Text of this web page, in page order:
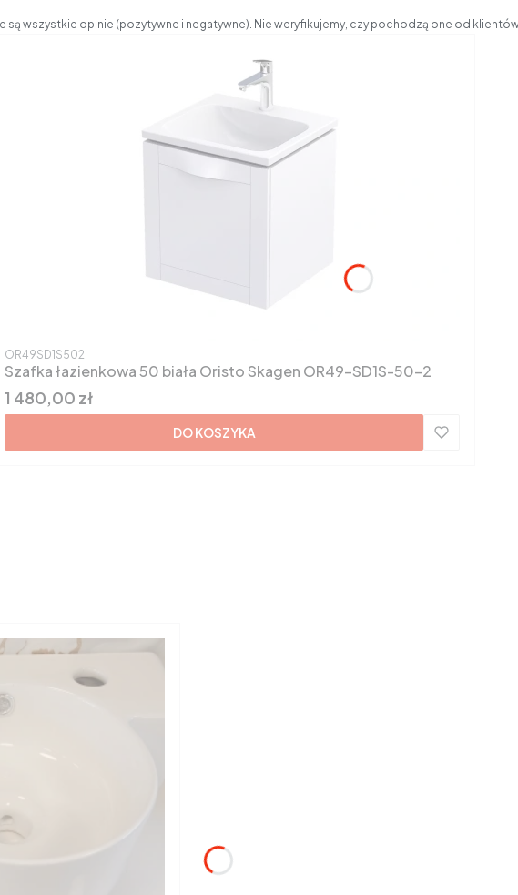
są wszystkie opinie (pozytywne i negatywne). Nie weryfikujemy, czy pochodzą one od
Kod produktu
OR49SD1S502
Szafka łazienkowa 50 biała Oristo Skagen OR49-SD1S-50-2
Cena
1 480,00 zł
DO KOSZYKA